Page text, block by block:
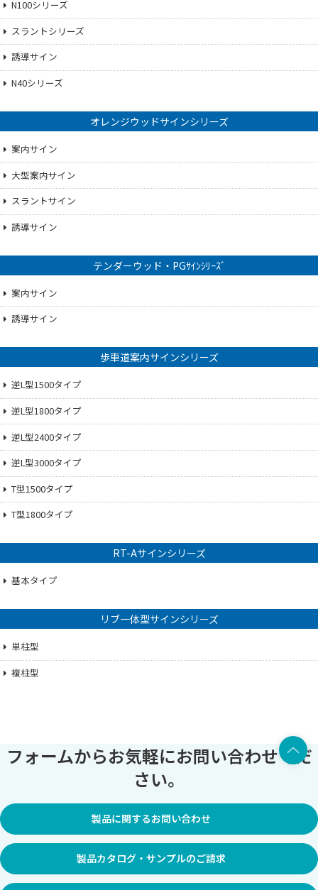
N100シリーズ
スラントシリーズ
誘導サイン
N40シリーズ
オレンジウッドサインシリーズ
案内サイン
大型案内サイン
スラントサイン
誘導サイン
テンダーウッド・PGｻｲﾝｼﾘｰｽﾞ
案内サイン
誘導サイン
歩車道案内サインシリーズ
逆L型1500タイプ
逆L型1800タイプ
逆L型2400タイプ
逆L型3000タイプ
T型1500タイプ
T型1800タイプ
RT-Aサインシリーズ
基本タイプ
リブ一体型サインシリーズ
単柱型
複柱型
フォームからお気軽にお問い合わせくだ
さい。
製品に関するお問い合わせ
製品カタログ・サンプルのご請求